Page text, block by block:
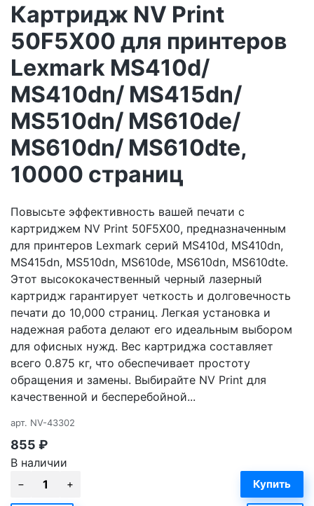
Картридж NV Print
50F5X00 для принтеров
Lexmark MS410d/
MS410dn/ MS415dn/
MS510dn/ MS610de/
MS610dn/ MS610dte,
10000 страниц
Повысьте эффективность вашей печати с
картриджем NV Print 50F5X00, предназначенным
для принтеров Lexmark серий MS410d, MS410dn,
MS415dn, MS510dn, MS610de, MS610dn, MS610dte.
Этот высококачественный черный лазерный
картридж гарантирует четкость и долговечность
печати до 10,000 страниц. Легкая установка и
надежная работа делают его идеальным выбором
для офисных нужд. Вес картриджа составляет
всего 0.875 кг, что обеспечивает простоту
обращения и замены. Выбирайте NV Print для
качественной и бесперебойной...
арт. NV-43302
855 ₽
В наличии